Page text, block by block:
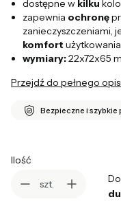
dostępne w kilku
zapewnia ochronę
zanieczyszczeniami,
komfort użytkowania
wymiary:22x72x65
Przejdź do pełnego
Bezpieczne i szybkie
Ilość
szt.